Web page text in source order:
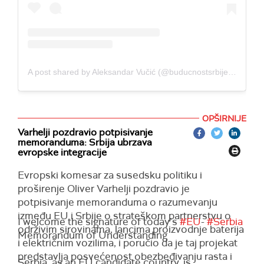
A post shared by Aleksandar Vučić (@buducnostsrbijeav)
OPŠIRNIJE
Varhelji pozdravio potpisivanje
memoranduma: Srbija ubrzava
evropske integracije
Evropski komesar za susedsku politiku i
proširenje Oliver Varhelji pozdravio je
potpisivanje memoranduma o razumevanju
između EU i Srbije o strateškom partnerstvu o
održivim sirovinama, lancima proizvodnje baterija
i električnim vozilima, i poručio da je taj projekat
predstavlja posvećenost obezbeđivanju rasta i
I welcome the signature of today’s#EU-#Serbia
Memorandum of Understanding